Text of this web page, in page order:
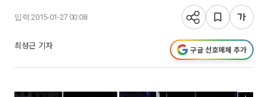
입력 2015-01-27 00:08
최성근 기자 구글 선호매체 추가